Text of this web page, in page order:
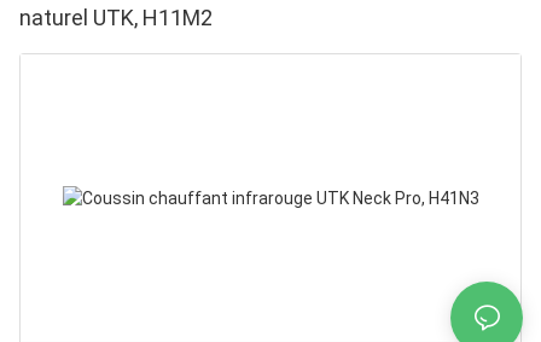
naturel UTK, H11M2